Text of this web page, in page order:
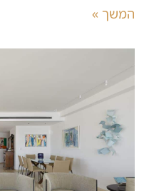
המשך »